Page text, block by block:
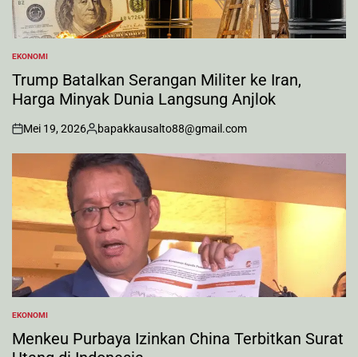
POSTED
IN
EKONOMI
Trump Batalkan Serangan Militer ke Iran,
Harga Minyak Dunia Langsung Anjlok
on
Mei 19, 2026
Posted
by
bapakkausalto88@gmail.com
POSTED
IN
EKONOMI
Menkeu Purbaya Izinkan China Terbitkan Surat